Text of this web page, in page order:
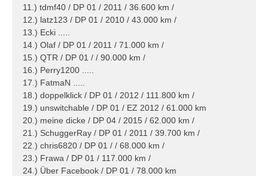
11.) tdmf40 / DP 01 / 2011 / 36.600 km /
12.) latz123 / DP 01 / 2010 / 43.000 km /
13.) Ecki .....
14.) Olaf / DP 01 / 2011 / 71.000 km /
15.) QTR / DP 01 / / 90.000 km /
16.) Perry1200 .....
17.) FatmaN .....
18.) doppelklick / DP 01 / 2012 / 111.800 km /
19.) unswitchable / DP 01 / EZ 2012 / 61.000 km
20.) meine dicke / DP 04 / 2015 / 62.000 km /
21.) SchuggerRay / DP 01 / 2011 / 39.700 km /
22.) chris6820 / DP 01 / / 68.000 km /
23.) Frawa / DP 01 / 117.000 km /
24.) Über Facebook / DP 01 / 78.000 km